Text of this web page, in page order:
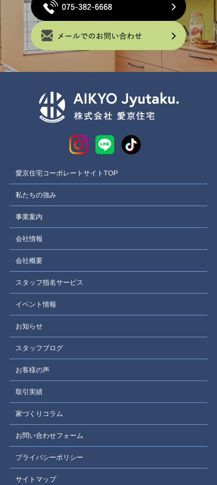
愛京住宅コーポレートサイトTOP
私たちの強み
事業案内
会社情報
会社概要
スタッフ指名サービス
イベント情報
お知らせ
スタッフブログ
お客様の声
取引実績
家づくりコラム
お問い合わせフォーム
プライバシーポリシー
サイトマップ